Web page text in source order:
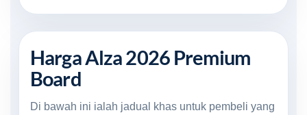
Harga Alza 2026 Premium
Board
Di bawah ini ialah jadual khas untuk pembeli yang